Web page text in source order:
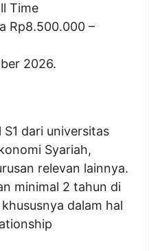
Time
Rp8.500.000 –
2026.
dari universitas
Syariah,
relevan lainnya.
minimal 2 tahun di
dalam hal